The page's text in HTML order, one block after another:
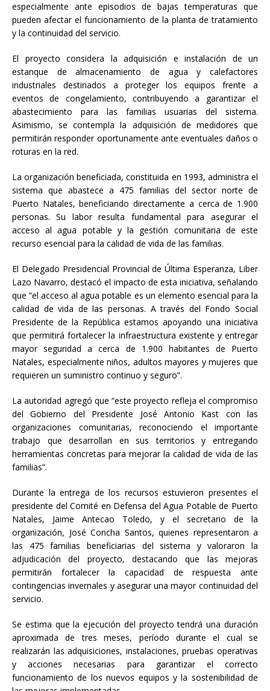
especialmente ante episodios de bajas temperaturas que
pueden afectar el funcionamiento de la planta de tratamiento
y la continuidad del servicio.
El proyecto considera la adquisición e instalación de un
estanque de almacenamiento de agua y calefactores
industriales destinados a proteger los equipos frente a
eventos de congelamiento, contribuyendo a garantizar el
abastecimiento para las familias usuarias del sistema.
Asimismo, se contempla la adquisición de medidores que
permitirán responder oportunamente ante eventuales daños o
roturas en la red.
La organización beneficiada, constituida en 1993, administra el
sistema que abastece a 475 familias del sector norte de
Puerto Natales, beneficiando directamente a cerca de 1.900
personas. Su labor resulta fundamental para asegurar el
acceso al agua potable y la gestión comunitaria de este
recurso esencial para la calidad de vida de las familias.
El Delegado Presidencial Provincial de Última Esperanza, Liber
Lazo Navarro, destacó el impacto de esta iniciativa, señalando
que “el acceso al agua potable es un elemento esencial para la
calidad de vida de las personas. A través del Fondo Social
Presidente de la República estamos apoyando una iniciativa
que permitirá fortalecer la infraestructura existente y entregar
mayor seguridad a cerca de 1.900 habitantes de Puerto
Natales, especialmente niños, adultos mayores y mujeres que
requieren un suministro continuo y seguro”.
La autoridad agregó que “este proyecto refleja el compromiso
del Gobierno del Presidente José Antonio Kast con las
organizaciones comunitarias, reconociendo el importante
trabajo que desarrollan en sus territorios y entregando
herramientas concretas para mejorar la calidad de vida de las
familias”.
Durante la entrega de los recursos estuvieron presentes el
presidente del Comité en Defensa del Agua Potable de Puerto
Natales, Jaime Antecao Toledo, y el secretario de la
organización, José Concha Santos, quienes representaron a
las 475 familias beneficiarias del sistema y valoraron la
adjudicación del proyecto, destacando que las mejoras
permitirán fortalecer la capacidad de respuesta ante
contingencias invernales y asegurar una mayor continuidad del
servicio.
Se estima que la ejecución del proyecto tendrá una duración
aproximada de tres meses, período durante el cual se
realizarán las adquisiciones, instalaciones, pruebas operativas
y acciones necesarias para garantizar el correcto
funcionamiento de los nuevos equipos y la sostenibilidad de